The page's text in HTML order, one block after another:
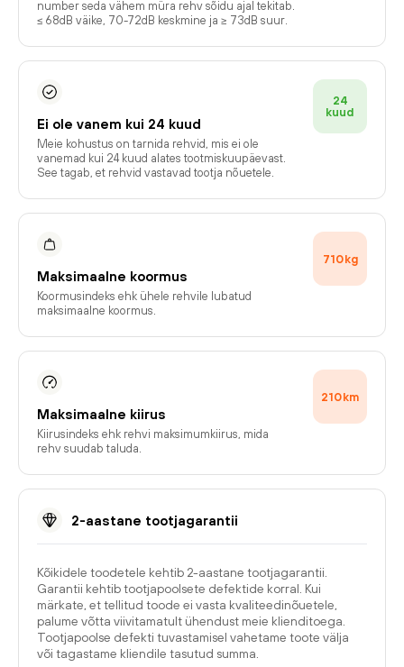
number seda vähem müra rehv sõidu ajal tekitab.
≤ 68dB väike, 70-72dB keskmine ja ≥ 73dB suur.
Ei ole vanem kui 24 kuud
Meie kohustus on tarnida rehvid, mis ei ole
vanemad kui 24 kuud alates tootmiskuupäevast.
See tagab, et rehvid vastavad tootja nõuetele.
24
kuud
Maksimaalne koormus
Koormusindeks ehk ühele rehvile lubatud
maksimaalne koormus.
710kg
Maksimaalne kiirus
Kiirusindeks ehk rehvi maksimumkiirus, mida
rehv suudab taluda.
210km
2-aastane tootjagarantii
Kõikidele toodetele kehtib 2-aastane tootjagarantii.
Garantii kehtib tootjapoolsete defektide korral. Kui
märkate, et tellitud toode ei vasta kvaliteedinõuetele,
palume võtta viivitamatult ühendust meie klienditoega.
Tootjapoolse defekti tuvastamisel vahetame toote välja
või tagastame kliendile tasutud summa.